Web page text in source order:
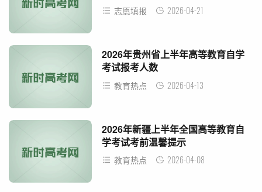
志愿填报 2026-04-21
2026年贵州省上半年高等教育自学
考试报考人数
教育热点 2026-04-13
2026年新疆上半年全国高等教育自
学考试考前温馨提示
教育热点 2026-04-08